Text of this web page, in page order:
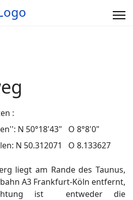
:
N 50°18'43" O 8°8'0"
N 50.312071 O 8.133627
liegt am Rande des Taunus,
A3 Frankfurt-Köln entfernt,
ist entweder die